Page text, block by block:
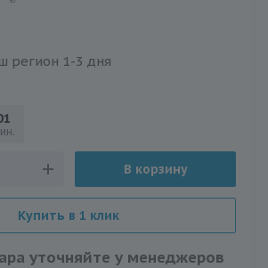
регион 1-3 дня
В корзину
Купить в 1 клик
уточняйте у менеджеров